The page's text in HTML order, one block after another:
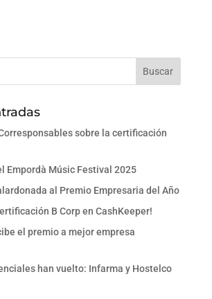
sobre la certificación
Empordà Músic Festival 2025
al Premio Empresaria del Año
B Corp en CashKeeper!
el premio a mejor empresa
han vuelto: Infarma y Hostelco